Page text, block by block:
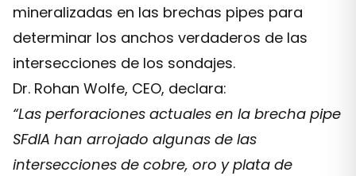
mineralizadas en las brechas pipes para
determinar los anchos verdaderos de las
intersecciones de los sondajes.
Dr. Rohan Wolfe, CEO, declara:
“Las perforaciones actuales en la brecha pipe
SFdlA han arrojado algunas de las
intersecciones de cobre, oro y plata de